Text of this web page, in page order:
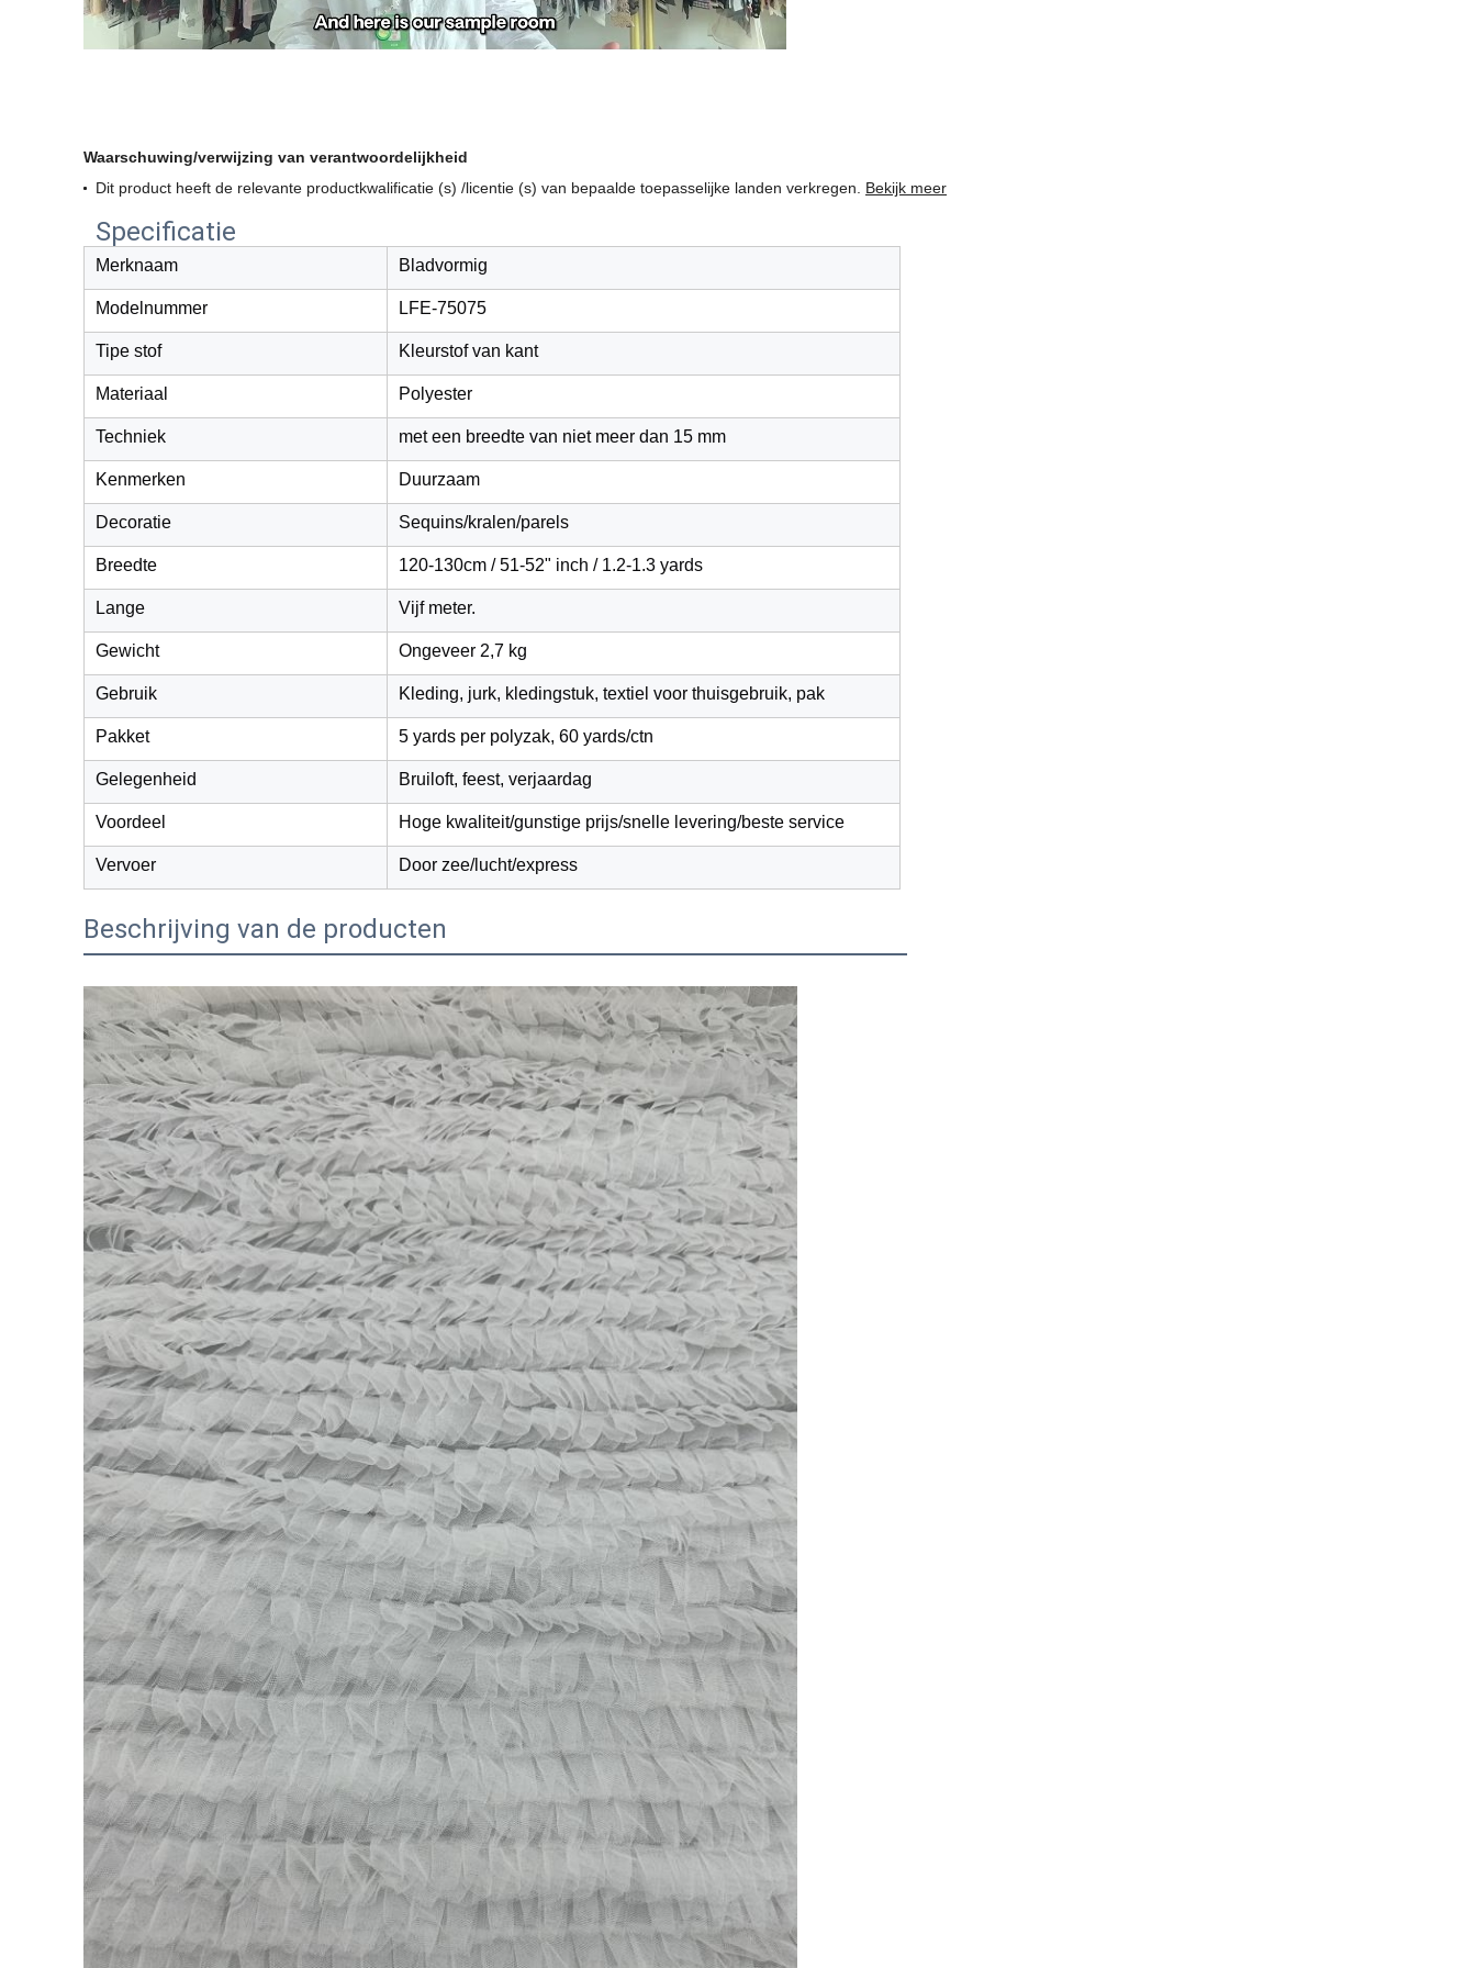
Waarschuwing/verwijzing van verantwoordelijkheid
Dit product heeft de relevante productkwalificatie (s) /licentie (s) van bepaalde toepasselijke landen verkregen.
Bekijk meer
Specificatie
Merknaam Bladvormig
Modelnummer LFE-75075
Tipe stof Kleurstof van kant
Materiaal Polyester
Techniek met een breedte van niet meer dan 15 mm
Kenmerken Duurzaam
Decoratie Sequins/kralen/parels
Breedte 120-130cm / 51-52" inch / 1.2-1.3 yards
Lange Vijf meter.
Gewicht Ongeveer 2,7 kg
Gebruik Kleding, jurk, kledingstuk, textiel voor thuisgebruik, pak
Pakket 5 yards per polyzak, 60 yards/ctn
Gelegenheid Bruiloft, feest, verjaardag
Voordeel Hoge kwaliteit/gunstige prijs/snelle levering/beste service
Vervoer Door zee/lucht/express
Beschrijving van de producten